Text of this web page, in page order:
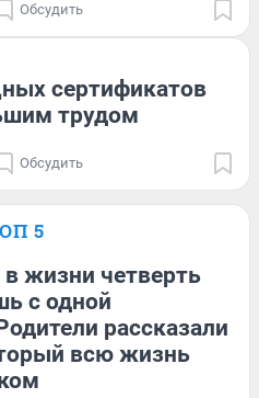
Обсудить
сертификатов
трудом
Обсудить
5
жизни четверть
с одной
рассказали
всю жизнь